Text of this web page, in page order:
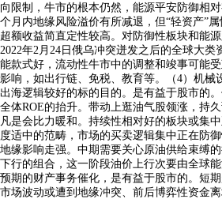
向限制，牛市的根本仍然，能源平安防御相
个月内地缘风险溢价有所减退，但“轻资产”
超额收益简直定性较高。对防御性板块和能
2022年2月24日俄乌冲突迸发之后的全球大
能款式好，流动性牛市中的调整和竣事可能
影响，如出行链、免税、教育等。（4）机械
出海逻辑较好的标的目的。是有益于股市的
全体ROE的抬升。带动上逛油气股领涨，持
凡是会比力暖和。持续性相对好的板块或集
度适中的范畴，市场的买卖逻辑集中正在防
地缘影响走强。中期需要关心原油供给束缚
下行的组合，这一阶段油价上行次要由全球
预期的财产事务催化，是有益于股市的。短
市场波动或遭到地缘冲突、前后博弈性资金